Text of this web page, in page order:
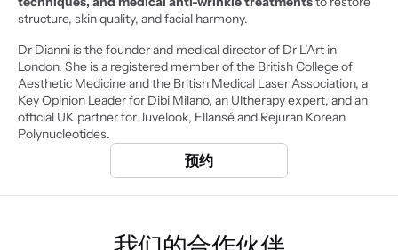
structure, skin quality, and facial harmony.
Dr Dianni is the founder and medical director of Dr L’Art in
London. She is a registered member of the British College of
Aesthetic Medicine and the British Medical Laser Association, a
Key Opinion Leader for Dibi Milano, an Ultherapy expert, and an
official UK partner for Juvelook, Ellansé and Rejuran Korean
Polynucleotides.
预约